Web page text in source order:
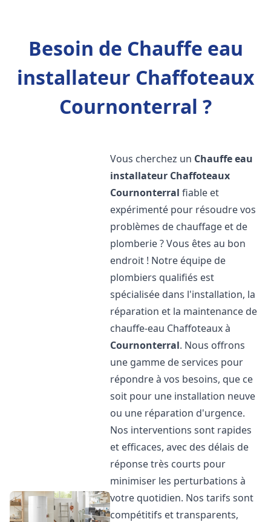
Besoin de Chauffe eau
installateur Chaffoteaux
Cournonterral ?
Vous cherchez un Chauffe eau
installateur Chaffoteaux
Cournonterral fiable et
expérimenté pour résoudre vos
problèmes de chauffage et de
plomberie ? Vous êtes au bon
endroit ! Notre équipe de
plombiers qualifiés est
spécialisée dans l'installation, la
réparation et la maintenance de
chauffe-eau Chaffoteaux à
Cournonterral. Nous offrons
une gamme de services pour
répondre à vos besoins, que ce
soit pour une installation neuve
ou une réparation d'urgence.
Nos interventions sont rapides
et efficaces, avec des délais de
réponse très courts pour
minimiser les perturbations à
votre quotidien. Nos tarifs sont
compétitifs et transparents,